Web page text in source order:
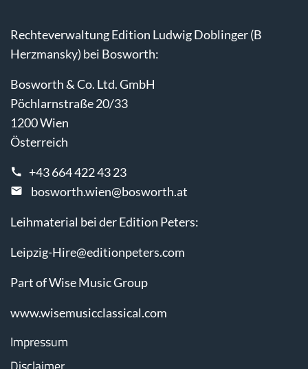
Rechteverwaltung Edition Ludwig Doblinger (B
Herzmansky) bei Bosworth:
Bosworth & Co. Ltd. GmbH
Pöchlarnstraße 20/33
1200 Wien
Österreich
+43 664 422 43 23
bosworth.wien@bosworth.at
Leihmaterial bei der Edition Peters:
Leipzig-Hire@editionpeters.com
Part of Wise Music Group
www.wisemusicclassical.com
Impressum